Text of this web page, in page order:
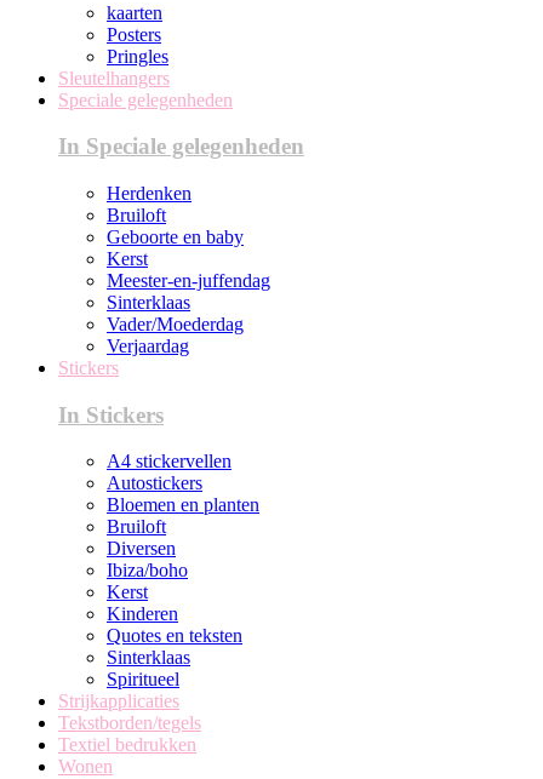
kaarten
Posters
Pringles
Sleutelhangers
Speciale gelegenheden
In Speciale gelegenheden
Herdenken
Bruiloft
Geboorte en baby
Kerst
Meester-en-juffendag
Sinterklaas
Vader/Moederdag
Verjaardag
Stickers
In Stickers
A4 stickervellen
Autostickers
Bloemen en planten
Bruiloft
Diversen
Ibiza/boho
Kerst
Kinderen
Quotes en teksten
Sinterklaas
Spiritueel
Strijkapplicaties
Tekstborden/tegels
Textiel bedrukken
Wonen